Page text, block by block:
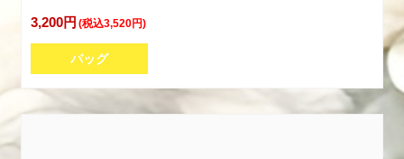
3,200円 (税込3,520円)
バッグ